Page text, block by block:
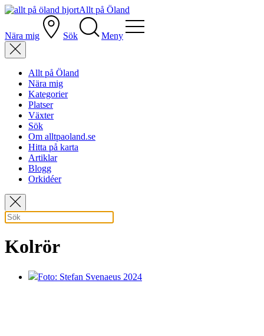
Allt på Öland
Nära mig Sök Meny
Allt på Öland
Nära mig
Kategorier
Platser
Växter
Sök
Om alltpaoland.se
Hitta på karta
Artiklar
Blogg
Orkidéer
Kolrör
Foto: Stefan Svenaeus 2024